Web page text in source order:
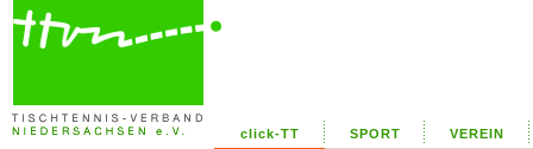
click-TT SPORT VEREIN